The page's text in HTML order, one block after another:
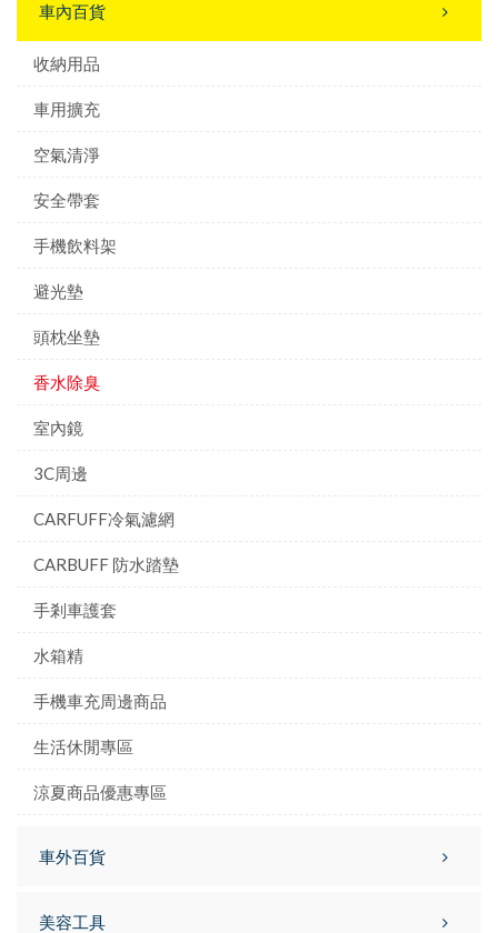
車內百貨
收納用品
車用擴充
空氣清淨
安全帶套
手機飲料架
避光墊
頭枕坐墊
香水除臭
室內鏡
3C周邊
CARFUFF冷氣濾網
CARBUFF 防水踏墊
手剎車護套
水箱精
手機車充周邊商品
生活休閒專區
涼夏商品優惠專區
車外百貨
美容工具